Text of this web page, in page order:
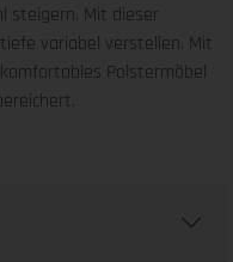
steigern. Mit dieser
variabel verstellen. Mit
Polstermöbel